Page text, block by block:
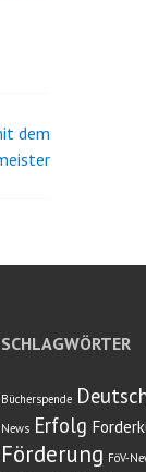
dem
SCHLAGWÖRTER
Bücherspende
News Erfolg
Förderung FöV-